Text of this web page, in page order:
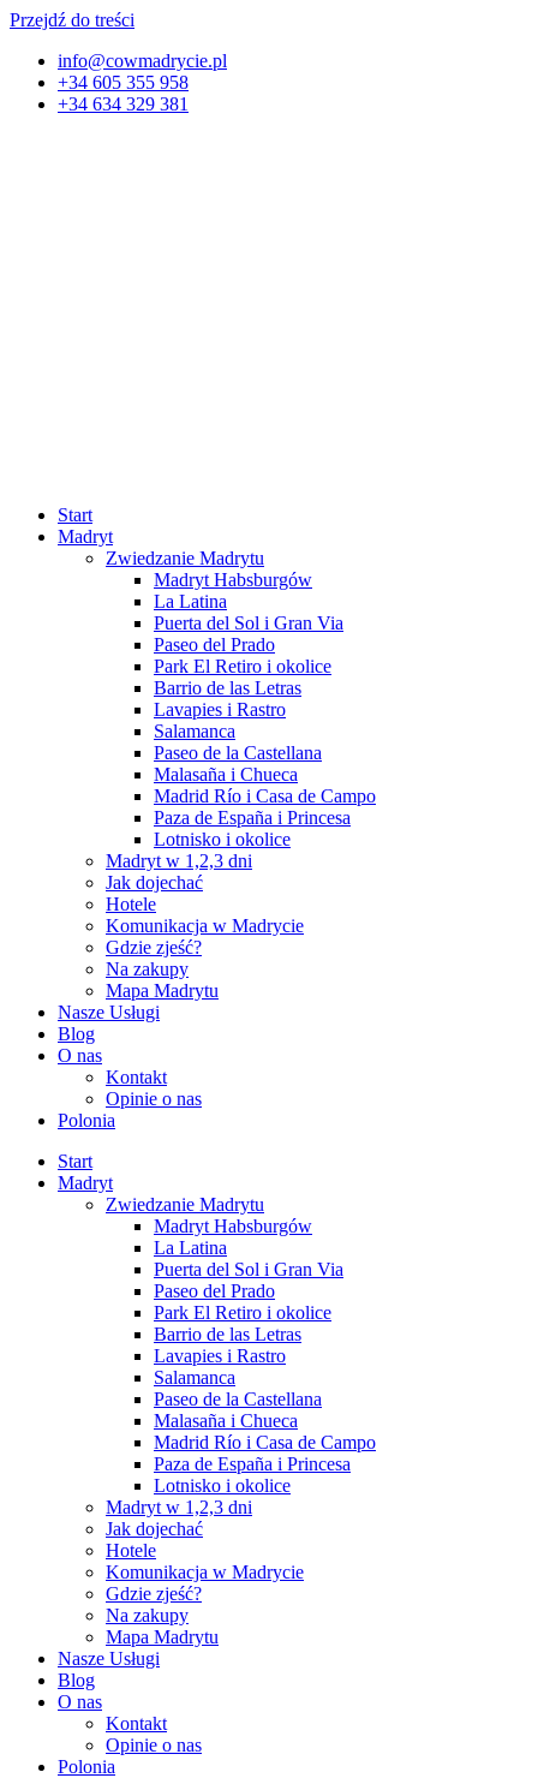
Przejdź do treści
info@cowmadrycie.pl
+34 605 355 958
+34 634 329 381​
Start
Madryt
Zwiedzanie Madrytu
Madryt Habsburgów
La Latina
Puerta del Sol i Gran Via
Paseo del Prado
Park El Retiro i okolice
Barrio de las Letras
Lavapies i Rastro
Salamanca
Paseo de la Castellana
Malasaña i Chueca
Madrid Río i Casa de Campo
Paza de España i Princesa
Lotnisko i okolice
Madryt w 1,2,3 dni
Jak dojechać
Hotele
Komunikacja w Madrycie
Gdzie zjeść?
Na zakupy
Mapa Madrytu
Nasze Usługi
Blog
O nas
Kontakt
Opinie o nas
Polonia
Start
Madryt
Zwiedzanie Madrytu
Madryt Habsburgów
La Latina
Puerta del Sol i Gran Via
Paseo del Prado
Park El Retiro i okolice
Barrio de las Letras
Lavapies i Rastro
Salamanca
Paseo de la Castellana
Malasaña i Chueca
Madrid Río i Casa de Campo
Paza de España i Princesa
Lotnisko i okolice
Madryt w 1,2,3 dni
Jak dojechać
Hotele
Komunikacja w Madrycie
Gdzie zjeść?
Na zakupy
Mapa Madrytu
Nasze Usługi
Blog
O nas
Kontakt
Opinie o nas
Polonia